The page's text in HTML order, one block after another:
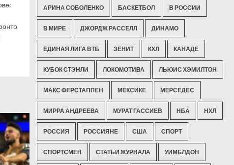
АРИНА СОБОЛЕНКО БАСКЕТБОЛ В РОССИИ
В МИРЕ ДЖОРДЖ РАССЕЛЛ ДИНАМО
ЕДИНАЯ ЛИГА ВТБ ЗЕНИТ КХЛ КАНАДЕ
КУБОК СТЭНЛИ ЛОКОМОТИВА ЛЬЮИС ХЭМИЛТОН
МАКС ФЕРСТАППЕН МЕКСИКЕ МЕРСЕДЕС
МИРРА АНДРЕЕВА МУРАТ ГАССИЕВ НБА НХЛ
РОССИЯ РОССИЯНЕ США СПОРТ
СПОРТСМЕН СТАТЬИ ЖУРНАЛА УИМБЛДОН